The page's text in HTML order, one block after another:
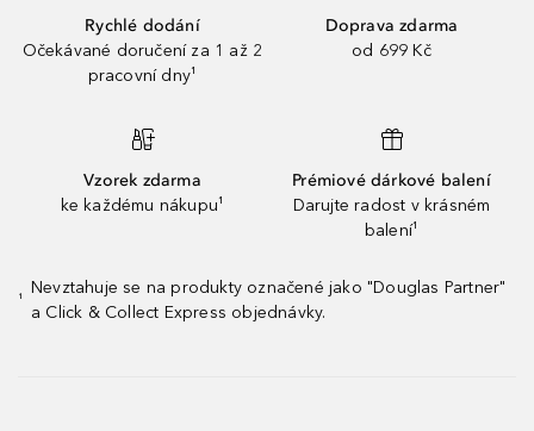
Rychlé dodání
Očekávané doručení za 1 až 2
pracovní dny¹
Doprava zdarma
od 699 Kč
Vzorek zdarma
ke každému nákupu¹
Prémiové dárkové balení
Darujte radost v krásném
balení¹
¹
Nevztahuje se na produkty označené jako "Douglas Partner"
a Click & Collect Express objednávky.